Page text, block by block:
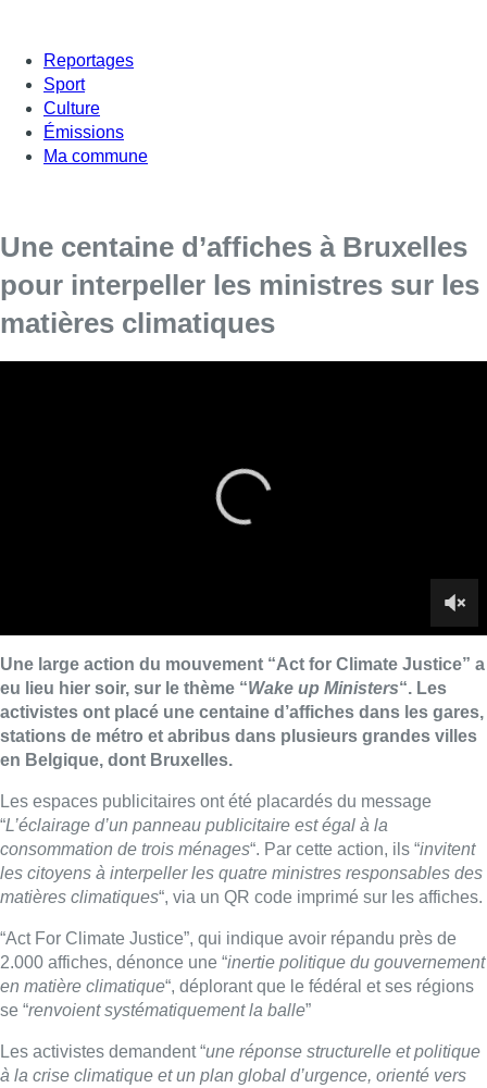
Reportages
Sport
Culture
Émissions
Ma commune
Une centaine d’affiches à Bruxelles
pour interpeller les ministres sur les
matières climatiques
en Belgique, dont Bruxelles.
Les espaces publicitaires ont été placardés du message
les citoyens à interpeller les quatre ministres responsables des
“, via un QR code imprimé sur les affiches.
2.000 affiches, dénonce une “inertie politique du gouvernement
en matière climatique “, déplorant que le fédéral et ses régions
se “renvoient systématiquement la balle”
Les activistes demandent “ une réponse structurelle et politique
les objectifs de justice climatique et sociale“. Ils soulignent que
si les conséquences du réchauffement climatique sont subies
par toutes et tous, les responsabilités, elles, sont imputables
aujourd’hui à une minorité de personnes et d’entreprises que
nos responsables politiques ont le devoir de sanctionner“.
Vers 11h30 mercredi matin, le compteur intégré à la page web
affichait près de 7.000 personnes ayant de cette manière
“interpellé” les politiques compétents.
Fellinger